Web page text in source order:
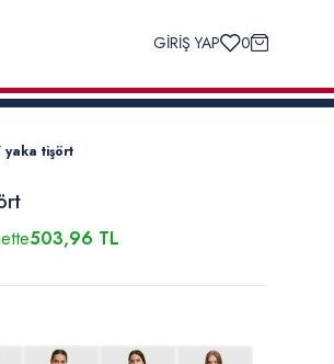
GİRİŞ YAP 0
yaka tişört
503,96 TL